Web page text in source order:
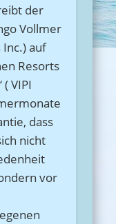
der
Vollmer
auf
Resorts
VIPI
dass
nicht
vor